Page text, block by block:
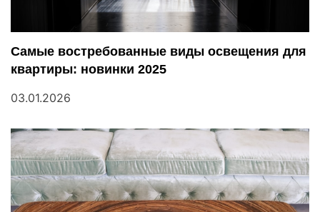
п
о
з
а
п
и
Самые востребованные виды освещения для
квартиры: новинки 2025
03.01.2026